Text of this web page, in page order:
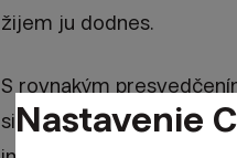
žijem ju dodnes.
S rovnakým
silnú medzinárodnú
Nastavenie